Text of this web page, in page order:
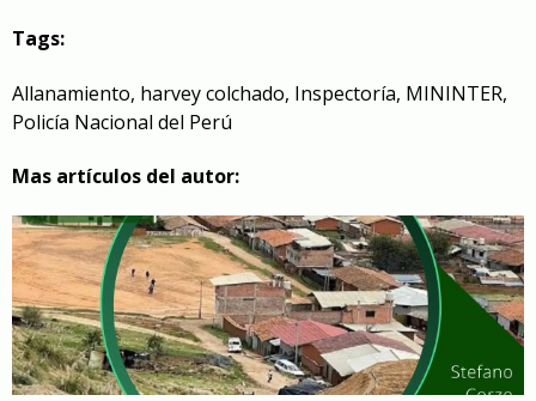
Tags:
Allanamiento, harvey colchado, Inspectoría, MININTER,
Policía Nacional del Perú
Mas artículos del autor: